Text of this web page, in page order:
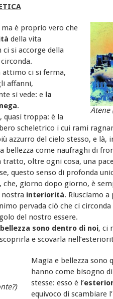
Atene
è proprio vero che
della vita
si accorge della
attimo ci si ferma,
affanni,
si vede: e la
.
quasi troppa: è la
scheletrico i cui rami
azzurro del cielo stesso, e là,
bellezza come naufraghi di
tratto, oltre ogni cosa, una
questo senso di profonda
che, giorno dopo giorno, è
nostra interiorità. Riusciamo
pervada ciò che ci
del nostro essere.
sono dentro di noi, ci
e scovarla
Magia e bellezza sono
hanno come bisogno
stesse: esso è l’
equivoco di scambiare